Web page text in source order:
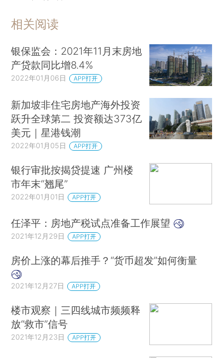
相关阅读
银保监会：2021年11月末房地
产贷款同比增8.4%
2022年01月06日 APP打开
新加坡非住宅房地产海外投资
跃升全球第二 投资额达373亿
美元｜星港钱潮
2022年01月05日 APP打开
银行审批按揭贷提速 广州楼
市年末“翘尾”
2022年01月01日 APP打开
任泽平：房地产税试点准备工作展望
2021年12月29日 APP打开
房价上涨的幕后推手？“货币超发”如何衡量
2021年12月27日 APP打开
楼市观察｜三四线城市频频释
放“救市”信号
2021年12月23日 APP打开